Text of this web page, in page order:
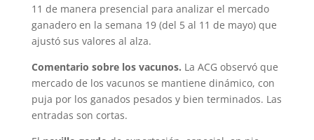
11 de manera presencial para analizar el mercado
ganadero en la semana 19 (del 5 al 11 de mayo) que
ajustó sus valores al alza.
Comentario sobre los vacunos. La ACG observó que
mercado de los vacunos se mantiene dinámico, con
puja por los ganados pesados y bien terminados. Las
entradas son cortas.